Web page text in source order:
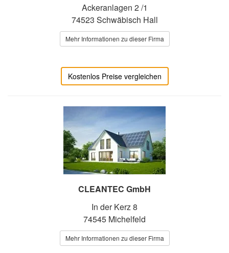
Ackeranlagen 2 /1
74523 Schwäbisch Hall
Mehr Informationen zu dieser Firma
Kostenlos Preise vergleichen
CLEANTEC GmbH
In der Kerz 8
74545 Michelfeld
Mehr Informationen zu dieser Firma